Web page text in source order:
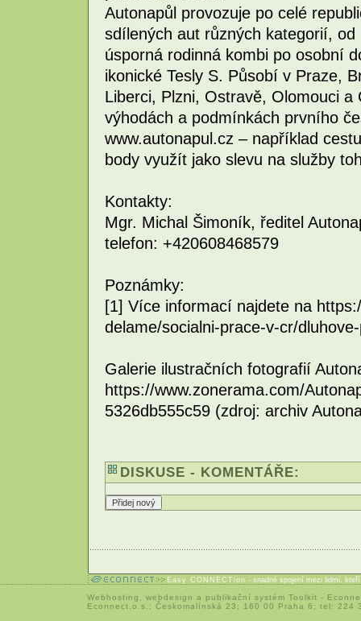
Autonapůl provozuje po celé
sdílených aut různých kategorií,
úsporná rodinná kombi po osobní
ikonické Tesly S. Působí v Praze,
Liberci, Plzni, Ostravě, Olomouci
výhodách a podmínkách prvního
www.autonapul.cz – například
body využít jako slevu na služby
Kontakty:
Mgr. Michal Šimoník, ředitel
telefon: +420608468579
Poznámky:
[1] Více informací najdete na
delame/socialni-prace-v-cr/
Galerie ilustračních fotografií
https://www.zonerama.com/
5326db555c59 (zdroj: archiv
DISKUSE - KOMENTÁŘE:
Easy CONNECTion - snadné spojení mezi lidmi,
Webhosting webdesign a publikační systém Toolkit -
Econnect,o.s.; Českomalínská 23; 160 00 Praha 6; tel: 224